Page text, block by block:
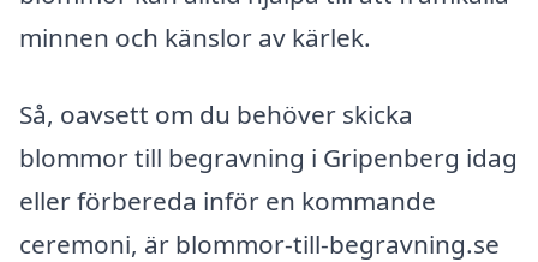
minnen och känslor av kärlek.
Så, oavsett om du behöver skicka
blommor till begravning i Gripenberg idag
eller förbereda inför en kommande
ceremoni, är blommor-till-begravning.se